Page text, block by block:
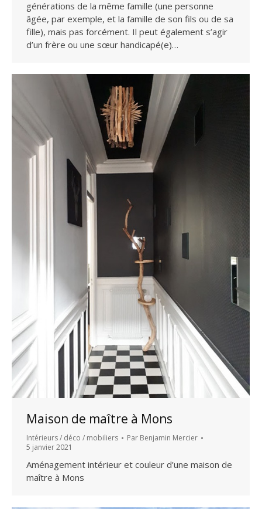
générations de la même famille (une personne
âgée, par exemple, et la famille de son fils ou de sa
fille), mais pas forcément. Il peut également s’agir
d’un frère ou une sœur handicapé(e)…
Maison de maître à Mons
Intérieurs / déco / mobiliers Par Benjamin Mercier
5 janvier 2021
Aménagement intérieur et couleur d’une maison de
maître à Mons